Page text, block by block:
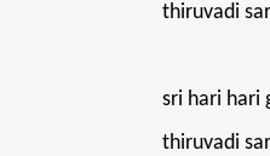
thiruvadi
sri hari hari
thiruvadi